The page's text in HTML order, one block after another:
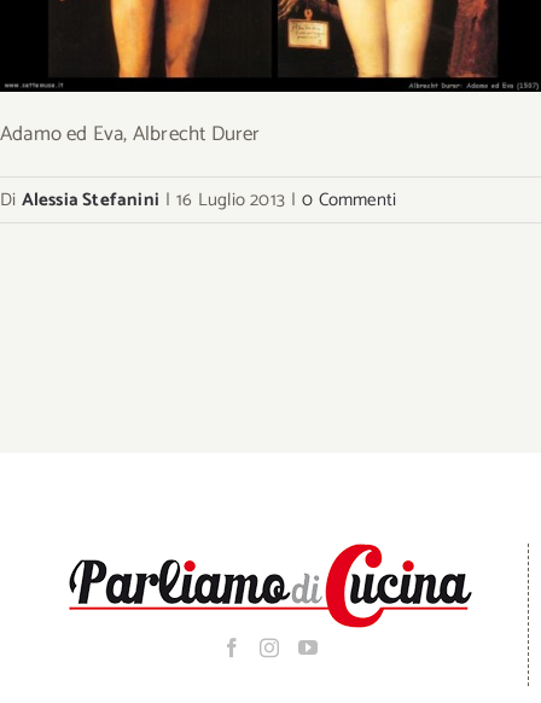
Adamo ed Eva, Albrecht Durer
Di Alessia Stefanini | 16 Luglio 2013 | 0 Commenti